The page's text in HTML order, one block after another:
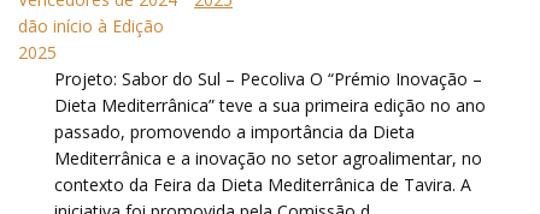
Projeto: Sabor do Sul – Pecoliva O “Prémio Inovação –
Dieta Mediterrânica” teve a sua primeira edição no ano
passado, promovendo a importância da Dieta
Mediterrânica e a inovação no setor agroalimentar, no
contexto da Feira da Dieta Mediterrânica de Tavira. A